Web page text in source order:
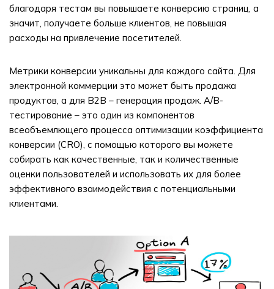
благодаря тестам вы повышаете конверсию страниц, а
значит, получаете больше клиентов, не повышая
расходы на привлечение посетителей.
Метрики конверсии уникальны для каждого сайта. Для
электронной коммерции это может быть продажа
продуктов, а для B2B – генерация продаж. A/B-
тестирование – это один из компонентов
всеобъемлющего процесса оптимизации коэффициента
конверсии (CRO), с помощью которого вы можете
собирать как качественные, так и количественные
оценки пользователей и использовать их для более
эффективного взаимодействия с потенциальными
клиентами.